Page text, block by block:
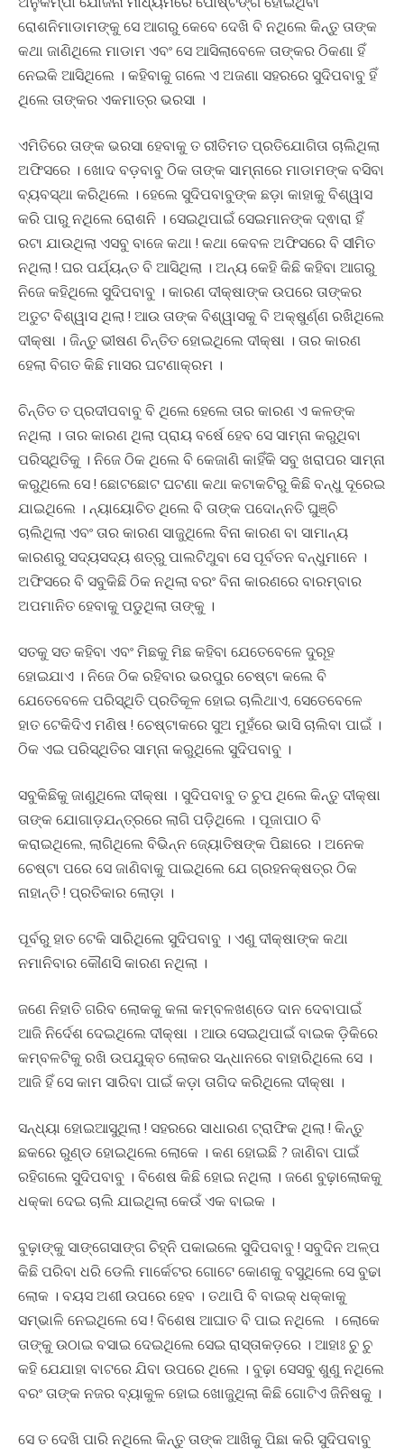
ରୋଶନିମାଡାମଙ୍କୁ ସେ ଆଗରୁ କେବେ ଦେଖି ବି ନଥିଲେ କିନ୍ତୁ ତାଙ୍କ
କଥା ଜାଣିଥିଲେ ମାଡାମ ଏବଂ ସେ ଆସିଲାବେଳେ ତାଙ୍କର ଠିକଣା ହିଁ
ନେଇକି ଆସିଥିଲେ । କହିବାକୁ ଗଲେ ଏ ଅଜଣା ସହରରେ ସୁଦିପବାବୁ ହିଁ
ଥିଲେ ତାଙ୍କର ଏକମାତ୍ର ଭରସା ।
ଏମିତିରେ ତାଙ୍କ ଭରସା ହେବାକୁ ତ ରୀତିମତ ପ୍ରତିଯୋଗିତା ଚାଲିଥିଲା
ଅଫିସରେ । ଖୋଦ ବଡ଼ବାବୁ ଠିକ ତାଙ୍କ ସାମ୍ନାରେ ମାଡାମଙ୍କ ବସିବା
ବ୍ୟବସ୍ଥା କରିଥିଲେ । ହେଲେ ସୁଦିପବାବୁଙ୍କ ଛଡ଼ା କାହାକୁ ବିଶ୍ୱାସ
କରି ପାରୁ ନଥିଲେ ରୋଶନି । ସେଇଥିପାଇଁ ସେଇମାନଙ୍କ ଦ୍ଵାରା ହିଁ
ରଟା ଯାଉଥିଲା ଏସବୁ ବାଜେ କଥା ! କଥା କେବଳ ଅଫିସରେ ବି ସୀମିତ
ନଥିଲା ! ଘର ପର୍ଯ୍ୟନ୍ତ ବି ଆସିଥିଲା । ଅନ୍ୟ କେହି କିଛି କହିବା ଆଗରୁ
ନିଜେ କହିଥିଲେ ସୁଦିପବାବୁ । କାରଣ ଦୀକ୍ଷାଙ୍କ ଉପରେ ତାଙ୍କର
ଅତୁଟ ବିଶ୍ୱାସ ଥିଲା ! ଆଉ ତାଙ୍କ ବିଶ୍ୱାସକୁ ବି ଅକ୍ଷୁର୍ଣ୍ଣ ରଖିଥିଲେ
ଦୀକ୍ଷା । ଜିନ୍ତୁ ଭୀଷଣ ଚିନ୍ତିତ ହୋଇଥିଲେ ଦୀକ୍ଷା । ତାର କାରଣ
ହେଲା ବିଗତ କିଛି ମାସର ଘଟଣାକ୍ରମ ।
ଚିନ୍ତିତ ତ ପ୍ରଦୀପବାବୁ ବି ଥିଲେ ହେଲେ ତାର କାରଣ ଏ କଳଙ୍କ
ନଥିଲା । ତାର କାରଣ ଥିଲା ପ୍ରାୟ ବର୍ଷେ ହେବ ସେ ସାମ୍ନା କରୁଥିବା
ପରିସ୍ଥିତିକୁ । ନିଜେ ଠିକ ଥିଲେ ବି କେଜାଣି କାହିଁକି ସବୁ ଖରାପର ସାମ୍ନା
କରୁଥିଲେ ସେ ! ଛୋଟଛୋଟ ଘଟଣା କଥା କଟାକଟିରୁ କିଛି ବନ୍ଧୁ ଦୂରେଇ
ଯାଇଥିଲେ । ନ୍ୟାୟୋଚିତ ଥିଲେ ବି ତାଙ୍କ ପଦୋନ୍ନତି ଘୁଞ୍ଚି
ଚାଲିଥିଲା ଏବଂ ତାର କାରଣ ସାଜୁଥିଲେ ବିନା କାରଣ ବା ସାମାନ୍ୟ
କାରଣରୁ ସଦ୍ୟସଦ୍ୟ ଶତ୍ରୁ ପାଲଟିଥୁବା ସେ ପୂର୍ବତନ ବନ୍ଧୁମାନେ ।
ଅଫିସରେ ବି ସବୁକିଛି ଠିକ ନଥିଲା ବରଂ ବିନା କାରଣରେ ବାରମ୍ବାର
ଅପମାନିତ ହେବାକୁ ପଡୁଥିଲା ତାଙ୍କୁ ।
ସତକୁ ସତ କହିବା ଏବଂ ମିଛକୁ ମିଛ କହିବା ଯେତେବେଳେ ଦୁରୂହ
ହୋଇଯାଏ । ନିଜେ ଠିକ ରହିବାର ଭରପୁର ଚେଷ୍ଟା କଲେ ବି
ଯେତେବେଳେ ପରିସ୍ଥିତି ପ୍ରତିକୂଳ ହୋଇ ଚାଲିଥାଏ, ସେତେବେଳେ
ହାତ ଟେକିଦିଏ ମଣିଷ ! ଚେଷ୍ଟାକରେ ସୁଅ ମୁହଁରେ ଭାସି ଚାଲିବା ପାଇଁ ।
ଠିକ ଏଇ ପରିସ୍ଥିତିର ସାମ୍ନା କରୁଥିଲେ ସୁଦିପବାବୁ ।
ସବୁକିଛିକୁ ଜାଣୁଥିଲେ ଦୀକ୍ଷା । ସୁଦିପବାବୁ ତ ଚୁପ ଥିଲେ କିନ୍ତୁ ଦୀକ୍ଷା
ତାଙ୍କ ଯୋଗାଡ଼ଯନ୍ତ୍ରରେ ଲାଗି ପଡ଼ିଥିଲେ । ପୂଜାପାଠ ବି
କରାଇଥିଲେ, ଲାଗିଥିଲେ ବିଭିନ୍ନ ଜ୍ୟୋତିଷଙ୍କ ପିଛାରେ । ଅନେକ
ଚେଷ୍ଟା ପରେ ସେ ଜାଣିବାକୁ ପାଇଥିଲେ ଯେ ଗ୍ରହନକ୍ଷତ୍ର ଠିକ
ନାହାନ୍ତି ! ପ୍ରତିକାର ଲୋଡ଼ା ।
ପୂର୍ବରୁ ହାତ ଟେକି ସାରିଥିଲେ ସୁଦିପବାବୁ । ଏଣୁ ଦୀକ୍ଷାଙ୍କ କଥା
ନମାନିବାର କୌଣସି କାରଣ ନଥିଲା ।
ଜଣେ ନିହାତି ଗରିବ ଲୋକକୁ କଳା କମ୍ବଳଖଣ୍ଡେ ଦାନ ଦେବାପାଇଁ
ଆଜି ନିର୍ଦେଶ ଦେଇଥିଲେ ଦୀକ୍ଷା । ଆଉ ସେଇଥିପାଇଁ ବାଇକ ଡ଼ିକିରେ
କମ୍ବଳଟିକୁ ରଖି ଉପଯୁକ୍ତ ଲୋକର ସନ୍ଧାନରେ ବାହାରିଥିଲେ ସେ ।
ଆଜି ହିଁ ସେ କାମ ସାରିବା ପାଇଁ କଡ଼ା ତାଗିଦ କରିଥିଲେ ଦୀକ୍ଷା ।
ସନ୍ଧ୍ୟା ହୋଇଆସୁଥିଲା ! ସହରରେ ସାଧାରଣ ଟ୍ରାଫିକ ଥିଲା ! କିନ୍ତୁ
ଛକରେ ରୁଣ୍ଡ ହୋଇଥିଲେ ଲୋକେ । କଣ ହୋଇଛି ? ଜାଣିବା ପାଇଁ
ରହିଗଲେ ସୁଦିପବାବୁ । ବିଶେଷ କିଛି ହୋଇ ନଥିଲା । ଜଣେ ବୁଢ଼ାଲୋକକୁ
ଧକ୍କା ଦେଇ ଚାଲି ଯାଇଥିଲା କେଉଁ ଏକ ବାଇକ ।
ବୁଢ଼ାଙ୍କୁ ସାଙ୍ଗେସାଙ୍ଗ ଚିହ୍ନି ପକାଇଲେ ସୁଦିପବାବୁ ! ସବୁଦିନ ଅଳ୍ପ
କିଛି ପରିବା ଧରି ଡେଲି ମାର୍କେଟର ଗୋଟେ କୋଣକୁ ବସୁଥିଲେ ସେ ବୁଢା
ଲୋକ । ବୟସ ଅଶୀ ଉପରେ ହେବ । ତଥାପି ବି ବାଇକ୍ ଧକ୍କାକୁ
ସମ୍ଭାଳି ନେଇଥିଲେ ସେ ! ବିଶେଷ ଆଘାତ ବି ପାଇ ନଥିଲେ । ଲୋକେ
ତାଙ୍କୁ ଉଠାଇ ବସାଇ ଦେଇଥିଲେ ସେଇ ରାସ୍ତାକଡ଼ରେ । ଆହାଃ ଚୁ ଚୁ
କହି ଯେଯାହା ବାଟରେ ଯିବା ଉପରେ ଥିଲେ । ବୁଢ଼ା ସେସବୁ ଶୁଣୁ ନଥିଲେ
ବରଂ ତାଙ୍କ ନଜର ବ୍ୟାକୁଳ ହୋଇ ଖୋଜୁଥିଲା କିଛି ଗୋଟିଏ ଜିନିଷକୁ ।
ସେ ତ ଦେଖି ପାରି ନଥିଲେ କିନ୍ତୁ ତାଙ୍କ ଆଖିକୁ ପିଛା କରି ସୁଦିପବାବୁ